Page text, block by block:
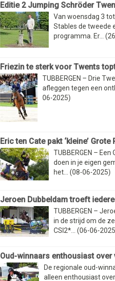
Editie 2 Jumping Schröder
Van woensdag 3
Stables de tweede
programma. Er...
Friezin te sterk voor Twents
TUBBERGEN – Drie
afleggen tegen een
06-2025)
Eric ten Cate pakt ‘kleine’ Grote
TUBBERGEN –
doen in je eigen
het... (08-06-2025)
Jeroen Dubbeldam troeft
TUBBERGEN –
in de strijd om de
CSI2*... (06-06-
Oud-winnaars enthousiast over
De regionale oud-
alleen enthousiast